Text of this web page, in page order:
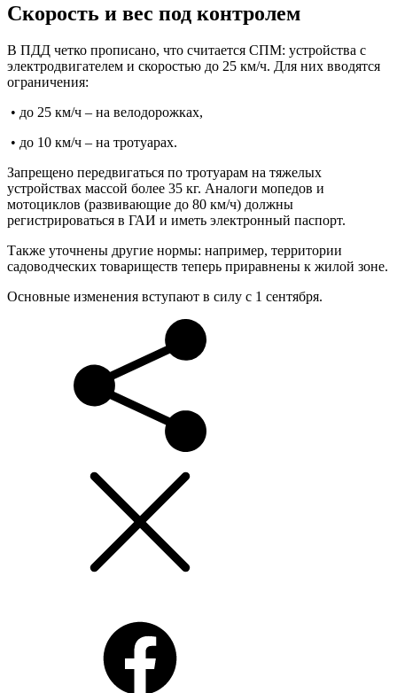
Скорость и вес под контролем
В ПДД четко прописано, что считается СПМ: устройства с
электродвигателем и скоростью до 25 км/ч. Для них вводятся
ограничения:
• до 25 км/ч – на велодорожках,
• до 10 км/ч – на тротуарах.
Запрещено передвигаться по тротуарам на тяжелых
устройствах массой более 35 кг. Аналоги мопедов и
мотоциклов (развивающие до 80 км/ч) должны
регистрироваться в ГАИ и иметь электронный паспорт.
Также уточнены другие нормы: например, территории
садоводческих товариществ теперь приравнены к жилой зоне.
Основные изменения вступают в силу с 1 сентября.